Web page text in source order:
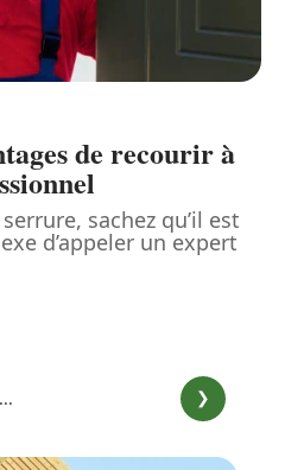
de recourir à
sachez qu’il est
d’appeler un expert